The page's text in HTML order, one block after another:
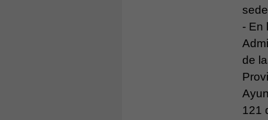
- En
de
121